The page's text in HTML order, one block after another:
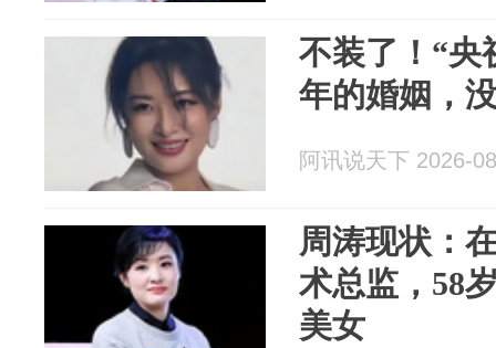
不装了！“央
年的婚姻，
阿讯说天下 2026-
周涛现状：
术总监，58
美女